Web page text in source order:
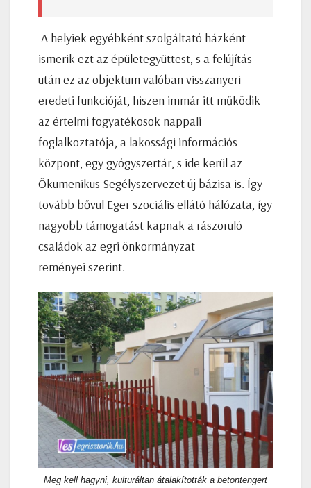
A helyiek egyébként szolgáltató házként
ismerik ezt az épületegyüttest, s a felújítás
után ez az objektum valóban visszanyeri
eredeti funkcióját, hiszen immár itt működik
az értelmi fogyatékosok nappali
foglalkoztatója, a lakossági információs
központ, egy gyógyszertár, s ide kerül az
Ökumenikus Segélyszervezet új bázisa is. Így
tovább bővül Eger szociális ellátó hálózata, így
nagyobb támogatást kapnak a rászoruló
családok az egri önkormányzat
reményei szerint.
Meg kell hagyni, kulturáltan átalakították a betontengert